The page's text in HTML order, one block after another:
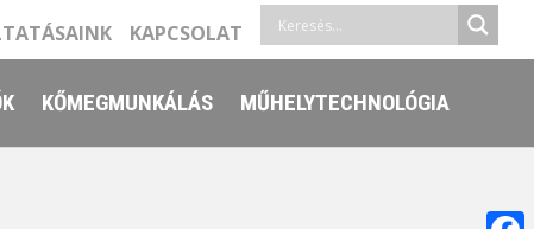
KAPCSOLAT
KŐMEGMUNKÁLÁS MŰHELYTECHNOLÓGIA